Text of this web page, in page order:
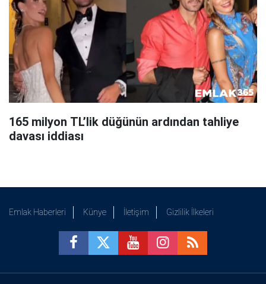
165 milyon TL’lik düğünün ardından tahliye
davası iddiası
Emlak Haberleri Künye İletişim Gizlilik İlkeleri